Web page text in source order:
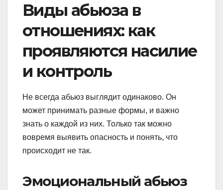
Виды абьюза в
отношениях: как
проявляются насилие
и контроль
Не всегда абьюз выглядит одинаково. Он
может принимать разные формы, и важно
знать о каждой из них. Только так можно
вовремя выявить опасность и понять, что
происходит не так.
Эмоциональный абьюз